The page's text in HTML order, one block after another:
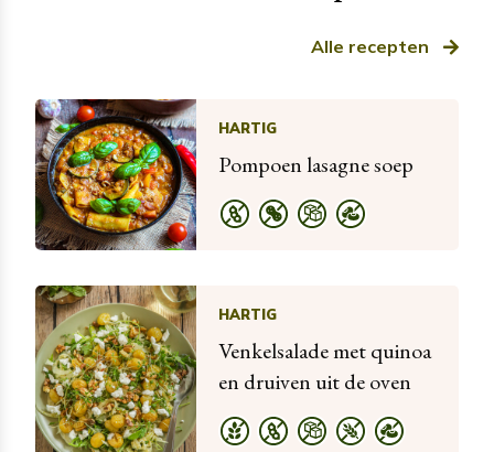
Alle recepten
HARTIG
Pompoen lasagne soep
HARTIG
Venkelsalade met quinoa
en druiven uit de oven